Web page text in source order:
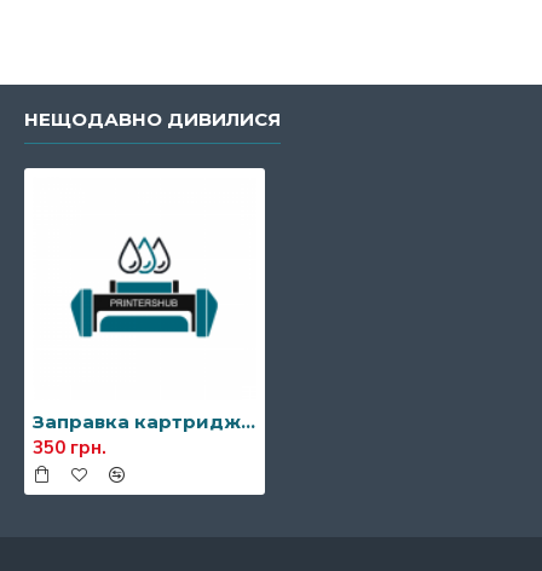
НЕЩОДАВНО ДИВИЛИСЯ
Заправка картриджа HP CF226A (26A)
350 грн.